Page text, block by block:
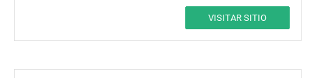
VISITAR SITIO